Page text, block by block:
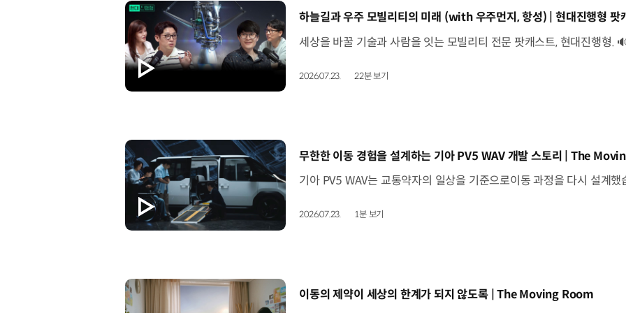
[동영상]
하늘길과 우주 모빌리티의 미래 (with 우주먼지, 항성) | 현대진행형 팟
2026.07.23. 22분 보기
[동영상]
무한한 이동 경험을 설계하는 기아 PV5 WAV 개발 스토리 | The
2026.07.23. 1분 보기
[동영상]
이동의 제약이 세상의 한계가 되지 않도록 | The Moving Room